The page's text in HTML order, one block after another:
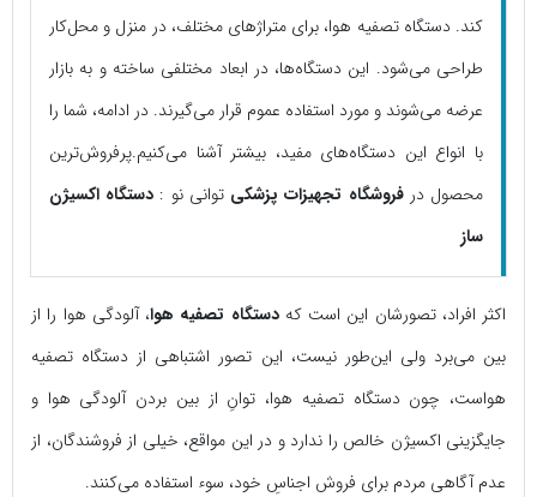
کند. دستگاه تصفیه هوا، برای متراژهای مختلف، در منزل و محل‌کار
طراحی می‌شود. این دستگاه‌ها، در ابعاد مختلفی ساخته و به بازار
عرضه می‌شوند و مورد استفاده عموم قرار می‌گیرند. در ادامه، شما را
با انواع این دستگاه‌های مفید، بیشتر آشنا می‌کنیم.پرفروش‌ترین
محصول درفروشگاه تجهیزات پزشکی توانی نو : دستگاه اکسیژن
ساز
اکثر افراد، تصورشان این است کهدستگاه تصفیه هوا، آلودگی هوا را از
بین می‌برد ولی این‌طور نیست، این تصور اشتباهی از دستگاه تصفیه
هواست، چون دستگاه تصفیه هوا، توانِ از بین بردن آلودگی هوا و
جایگزینی اکسی‍ژن خالص را ندارد و در این مواقع، خیلی از فروشندگان، از
عدم آگاهی مردم برای فروش اجناسِ خود، سوء استفاده می‌کنند.